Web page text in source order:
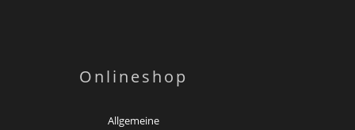
Onlineshop
Allgemeine